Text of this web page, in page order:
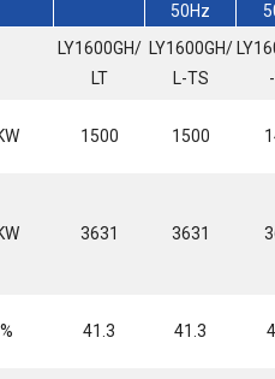
50Hz
LY1600GH/
LT
LY1600GH/
L-TS
1500 1500
3631 3631
% 41.3 41.3